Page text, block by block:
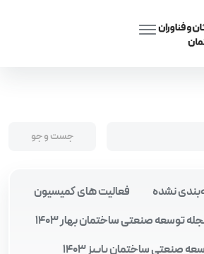
نشده
فعالیت های کمیسیون
توسعه صنعتی ساختمان بهار 1403
صنعتی ساختمان پاییز 1403